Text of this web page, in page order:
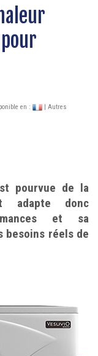
en :
| Autres
pourvue de la
adapte donc
et sa
besoins réels de